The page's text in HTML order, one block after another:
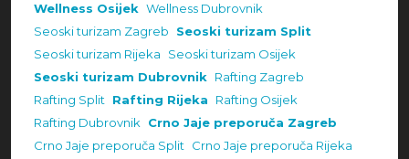
Wellness Osijek Wellness Dubrovnik
Seoski turizam Zagreb
Seoski turizam Split
Seoski turizam Rijeka
Seoski turizam Osijek
Seoski turizam Dubrovnik Rafting Zagreb
Rafting Split Rafting Rijeka
Rafting Osijek
Rafting Dubrovnik Crno Jaje preporuča Zagreb
Crno Jaje preporuča Split Crno Jaje preporuča Rijeka